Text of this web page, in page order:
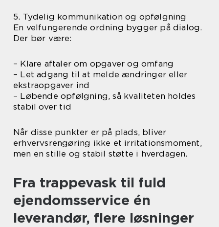
5. Tydelig kommunikation og opfølgning
En velfungerende ordning bygger på dialog.
Der bør være:
– Klare aftaler om opgaver og omfang
– Let adgang til at melde ændringer eller
ekstraopgaver ind
– Løbende opfølgning, så kvaliteten holdes
stabil over tid
Når disse punkter er på plads, bliver
erhvervsrengøring ikke et irritationsmoment,
men en stille og stabil støtte i hverdagen.
Fra trappevask til fuld
ejendomsservice én
leverandør, flere løsninger